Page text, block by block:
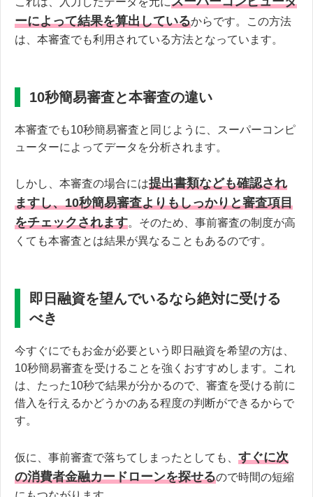
ーによって結果を算出しているからです。この方法
は、本審査でも利用されている方法となっています。
10秒簡易審査と本審査の違い
本審査でも10秒簡易審査と同じように、スーパーコンピ
ューターによってデータを分析されます。
しかし、本審査の場合には提出書類なども確認され
ますし、10秒簡易審査よりもしっかりと審査項目
をチェックされます。そのため、事前審査の制度が高
くても本審査とは結果が異なることもあるのです。
即日融資を望んでいるなら絶対に受ける
べき
今すぐにでもお金が必要という即日融資を希望の方は、
10秒簡易審査を受けることを強くおすすめします。これ
は、たった10秒で結果が分かるので、審査を受ける前に
借入を行えるかどうかのある程度の判断ができるからで
す。
仮に、事前審査で落ちてしまったとしても、 すぐに次
の消費者金融カードローンを探せるので時間の短縮